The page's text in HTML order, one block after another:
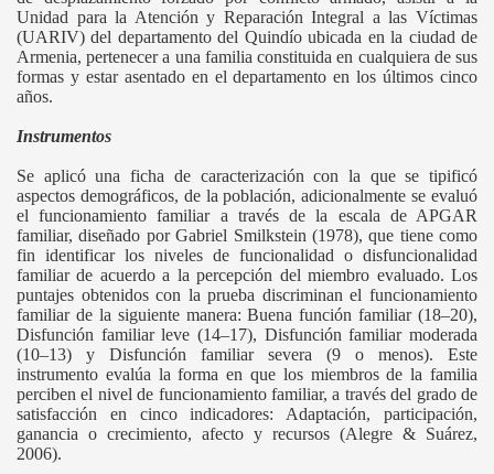
Unidad para la Atención y Reparación Integral a las Víctimas
(UARIV) del departamento del Quindío ubicada en la ciudad de
Armenia, pertenecer a una familia constituida en cualquiera de sus
formas y estar asentado en el departamento en los últimos cinco
años.
Instrumentos
Se aplicó una ficha de caracterización con la que se tipificó
aspectos demográficos, de la población, adicionalmente se evaluó
el funcionamiento familiar a través de la escala de APGAR
familiar, diseñado por Gabriel Smilkstein (1978), que tiene como
fin identificar los niveles de funcionalidad o disfuncionalidad
familiar de acuerdo a la percepción del miembro evaluado. Los
puntajes obtenidos con la prueba discriminan el funcionamiento
familiar de la siguiente manera: Buena función familiar (18–20),
Disfunción familiar leve (14–17), Disfunción familiar moderada
(10–13) y Disfunción familiar severa (9 o menos). Este
instrumento evalúa la forma en que los miembros de la familia
perciben el nivel de funcionamiento familiar, a través del grado de
satisfacción en cinco indicadores: Adaptación, participación,
ganancia o crecimiento, afecto y recursos (Alegre & Suárez,
2006).